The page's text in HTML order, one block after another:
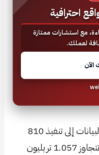
احترافية
مع استشارات ممتازة
لعملك.
في قطاع الطرق والجسور، تشير البيانات إلى تنفيذ 810
مشروعاً خلال هذه الفترة، بكلفة تتجاوز 1.057 تريليون